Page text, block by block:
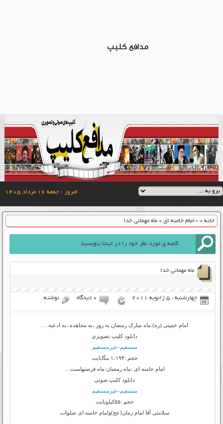
مدافع کلیپ
امروز : جمعه ۱۶ مرداد ۱۴۰۵
خانه» -امام خامنه ای» ماه مهمانی خدا
ماه مهمانی خدا
چهارشنبه ، 5 ژانویه 2011 ۰ دیدگاه نوشته:
امام خمینی (ره):ماه مبارک رمضان به روز ،به مجاهده ،به ادعیه….
دانلود کلیپ تصویری
مستقیم–غیرمستقیم
حجم :۱،۱۹۴ مگابایت
امام خامنه ای :ماه رمضان ماه فرصتهاست…
دانلود کلیپ صوتی
مستقیم–غیرمستقیم
حجم :۵۵کیلوبایت
سلامتی آقا امام زمان(عج)وامام خامنه ای صلوات